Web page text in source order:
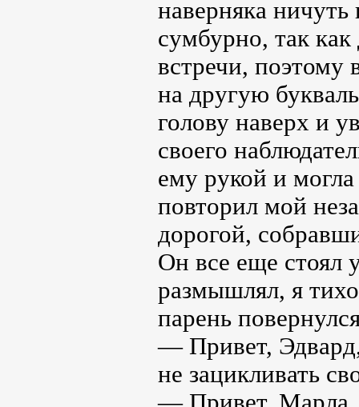
наверняка
сумбурно, так
встречи, поэтому
на другую
голову наверх и
своего
ему рукой и
повторил мой
дорогой,
Он все еще стоял
размышлял, я
парень
— Привет,
не зацикливать